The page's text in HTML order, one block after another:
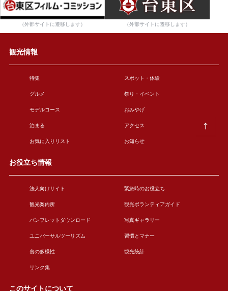
（外部サイトに遷移します） （外部サイトに遷移します）
観光情報
特集 スポット・体験
グルメ 祭り・イベント
モデルコース おみやげ
泊まる アクセス
お気に入りリスト お知らせ
お役立ち情報
法人向けサイト 緊急時のお役立ち
観光案内所 観光ボランティアガイド
パンフレットダウンロード 写真ギャラリー
ユニバーサルツーリズム 習慣とマナー
食の多様性 観光統計
リンク集
このサイトについて